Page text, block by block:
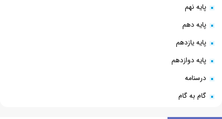
پایه نهم
پایه دهم
پایه یازدهم
پایه دوازدهم
درسنامه
گام به گام